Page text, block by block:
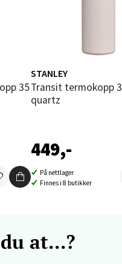
STANLEY
Transit termokopp 35 cl rose
quartz
449,-
På nettlager
Finnes i 8 butikker
at...?
7300 Orkanger